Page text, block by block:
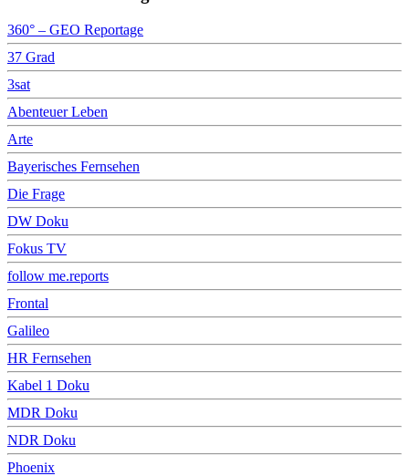
360° – GEO Reportage
37 Grad
3sat
Abenteuer Leben
Arte
Bayerisches Fernsehen
Die Frage
DW Doku
Fokus TV
follow me.reports
Frontal
Galileo
HR Fernsehen
Kabel 1 Doku
MDR Doku
NDR Doku
Phoenix